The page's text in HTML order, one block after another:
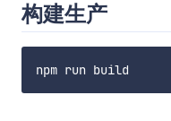
构建生产